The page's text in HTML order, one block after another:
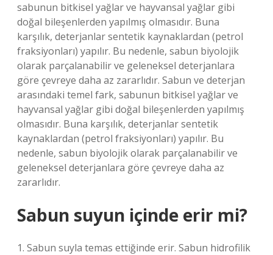
sabunun bitkisel yağlar ve hayvansal yağlar gibi
doğal bileşenlerden yapılmış olmasıdır. Buna
karşılık, deterjanlar sentetik kaynaklardan (petrol
fraksiyonları) yapılır. Bu nedenle, sabun biyolojik
olarak parçalanabilir ve geleneksel deterjanlara
göre çevreye daha az zararlıdır. Sabun ve deterjan
arasındaki temel fark, sabunun bitkisel yağlar ve
hayvansal yağlar gibi doğal bileşenlerden yapılmış
olmasıdır. Buna karşılık, deterjanlar sentetik
kaynaklardan (petrol fraksiyonları) yapılır. Bu
nedenle, sabun biyolojik olarak parçalanabilir ve
geleneksel deterjanlara göre çevreye daha az
zararlıdır.
Sabun suyun içinde erir mi?
1. Sabun suyla temas ettiğinde erir. Sabun hidrofilik